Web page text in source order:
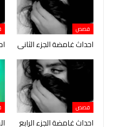
قصص
احداث غامضة الجزء الثانى
قصص
احداث غامضة الجزء الرابع